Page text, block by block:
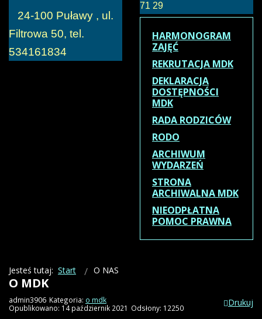
24-100 Puławy , ul.
Filtrowa 50, tel.
534161834
71 29
HARMONOGRAM
ZAJĘĆ
REKRUTACJA MDK
DEKLARACJA
DOSTĘPNOŚCI
MDK
RADA RODZICÓW
RODO
ARCHIWUM
WYDARZEŃ
STRONA
ARCHIWALNA MDK
NIEODPŁATNA
POMOC PRAWNA
Jesteś tutaj: Start O NAS
O MDK
Drukuj
admin3906 Kategoria: o mdk
Opublikowano: 14 październik 2021 Odsłony: 12250